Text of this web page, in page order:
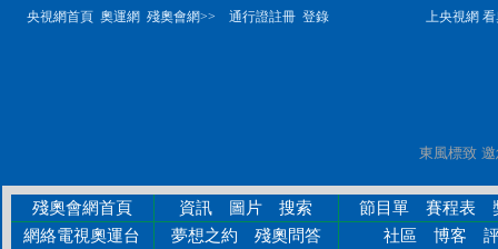
央視網首頁 奧運網 殘奧會網>> 通行證註冊 登錄 上央視網 看奧
殘奧會網首頁 資訊 圖片 搜索 節目單 賽程表
網絡電視奧運台
夢想之約 殘奧問答 社區 博客